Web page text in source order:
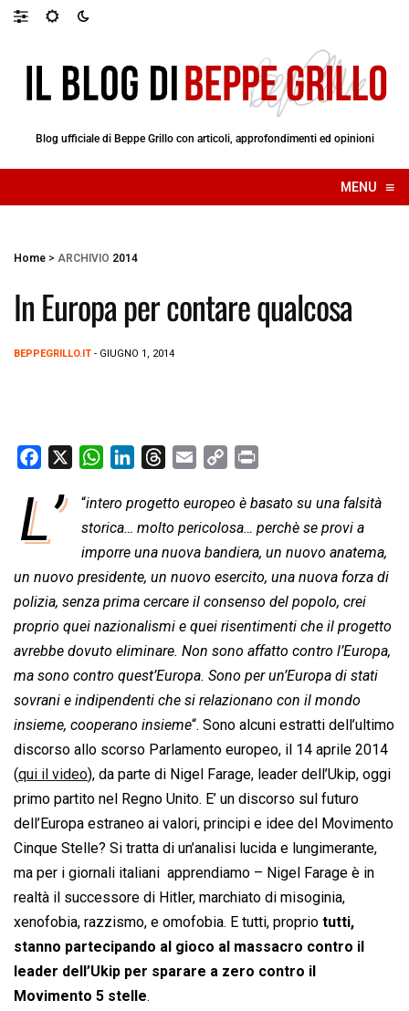
Blog ufficiale di Beppe Grillo con articoli, approfondimenti ed opinioni
MENU ≡
☰
Home > ARCHIVIO 2014
In Europa per contare qualcosa
BEPPEGRILLO.IT - GIUGNO 1, 2014
o
o
k
W
a
t
s
A
p
p
n
k
e
d
I
n
r
e
a
d
s
a
i
l
p
y
L
i
n
k
i
n
t
“
L’
intero progetto europeo è basato su una falsità
storica… molto pericolosa… perchè se provi a
imporre una nuova bandiera, un nuovo anatema,
un nuovo presidente, un nuovo esercito, una nuova forza di
polizia, senza prima cercare il consenso del popolo, crei
proprio quei nazionalismi e quei risentimenti che il progetto
avrebbe dovuto eliminare. Non sono affatto contro l’Europa,
ma sono contro quest’Europa. Sono per un’Europa di stati
sovrani e indipendenti che si relazionano con il mondo
insieme, cooperano insieme“. Sono alcuni estratti dell’ultimo
discorso allo scorso Parlamento europeo, il 14 aprile 2014
(qui il video), da parte di Nigel Farage, leader dell’Ukip, oggi
primo partito nel Regno Unito. E’ un discorso sul futuro
dell’Europa estraneo ai valori, principi e idee del Movimento
Cinque Stelle? Si tratta di un’analisi lucida e lungimerante,
ma per i giornali italiani  apprendiamo – Nigel Farage è in
realtà il successore di Hitler, marchiato di misoginia,
xenofobia, razzismo, e omofobia. E tutti, proprio tutti,
stanno partecipando al gioco al massacro contro il
leader dell’Ukip per sparare a zero contro il
Movimento 5 stelle.